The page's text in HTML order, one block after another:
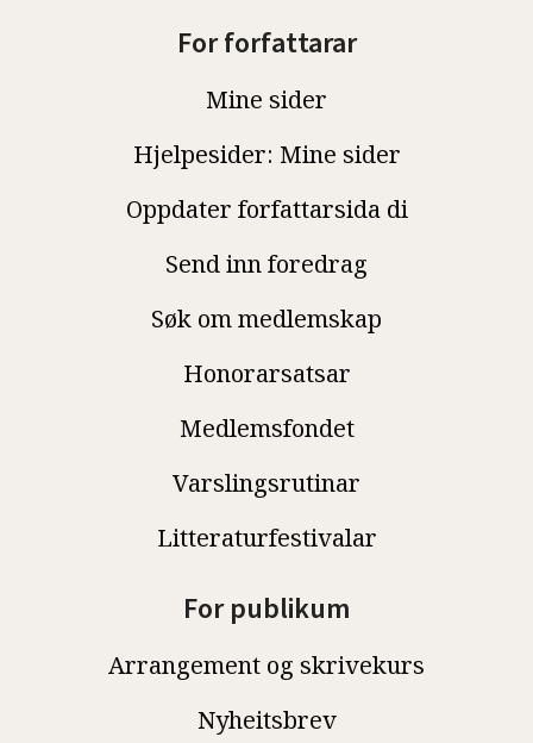
For forfattarar
Mine sider
Hjelpesider: Mine sider
Oppdater forfattarsida di
Send inn foredrag
Søk om medlemskap
Honorarsatsar
Medlemsfondet
Varslingsrutinar
Litteraturfestivalar
For publikum
Arrangement og skrivekurs
Nyheitsbrev